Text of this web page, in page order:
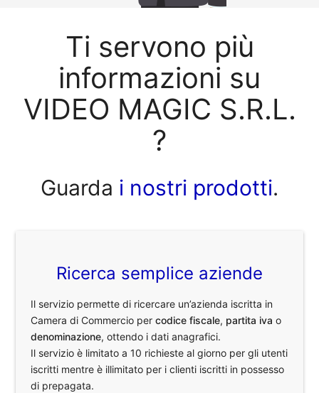
Ti servono più
informazioni su
VIDEO MAGIC S.R.L.
?
Guarda i nostri prodotti.
Ricerca semplice aziende
Il servizio permette di ricercare un’azienda iscritta in
Camera di Commercio percodice fiscale, partita iva o
denominazione, ottendo i dati anagrafici.
Il servizio è limitato a 10 richieste al giorno per gli utenti
iscritti mentre è illimitato per i clienti iscritti in possesso
di prepagata.